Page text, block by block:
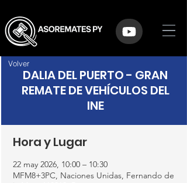
DALIA DEL PUERTO - GRAN
REMATE DE VEHÍCULOS DEL
INE
Hora y Lugar
22 may 2026, 10:00 – 10:30
MFM8+3PC, Naciones Unidas, Fernando de
Volver